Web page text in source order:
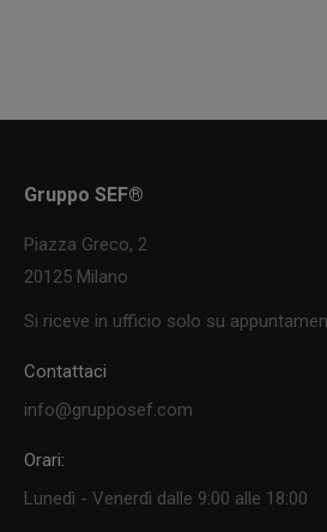
Gruppo SEF®
Piazza Greco, 2
20125 Milano
Si riceve in ufficio solo su
Contattaci
info@grupposef.com
Orari:
Lunedì - Venerdì dalle 9:00 alle 18:00